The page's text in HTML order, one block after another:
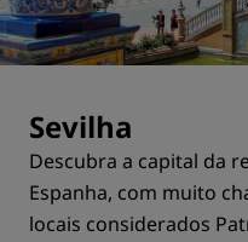
Sevilha
Descubra a capital da
Espanha, com muito
locais considerados